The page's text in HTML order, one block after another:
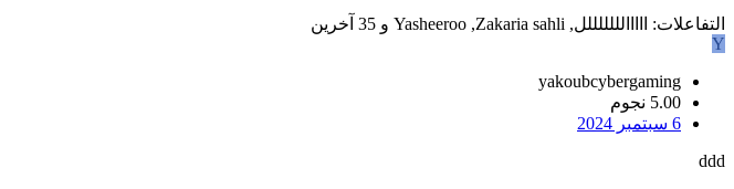
التفاعلات: ااااالللللللل,
Zakaria sahli
,
Yasheeroo و 35 آخرين
Y
yakoubcybergaming
5.00 نجوم
6 سبتمبر 2024
ddd